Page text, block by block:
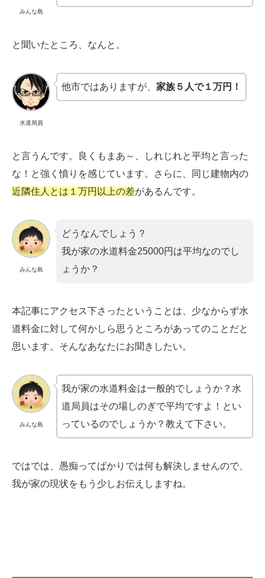
みんな島
と聞いたところ、なんと。
水道局員
他市ではありますが、家族５人で１万円！
と言うんです。良くもまあ～、しれじれと平均と言った
な！と強く憤りを感じています。さらに、同じ建物内の
近隣住人とは１万円以上の差があるんです。
みんな島
どうなんでしょう？
我が家の水道料金25000円は平均なのでし
ょうか？
本記事にアクセス下さったということは、少なからず水
道料金に対して何かしら思うところがあってのことだと
思います。そんなあなたにお聞きしたい。
みんな島
我が家の水道料金は一般的でしょうか？水
道局員はその場しのぎで平均ですよ！とい
っているのでしょうか？教えて下さい。
ではでは、愚痴ってばかりでは何も解決しませんので、
我が家の現状をもう少しお伝えしますね。